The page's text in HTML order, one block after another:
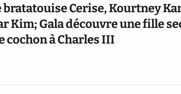
bratatouise Cerise, Kourtney
Kim; Gala découvre une fille
cochon à Charles III